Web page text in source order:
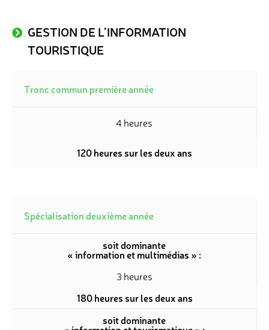
GESTION DE L’INFORMATION
TOURISTIQUE
Tronc commun première année
4 heures
120 heures sur les deux ans
Spécialisation deuxième année
soit dominante
« information et multimédias » :
3 heures
180 heures sur les deux ans
soit dominante